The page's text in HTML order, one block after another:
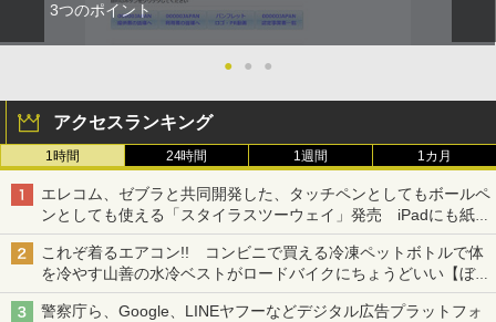
3つのポイント
● ● ●
アクセスランキング
1時間 24時間 1週間 1カ月
エレコム、ゼブラと共同開発した、タッチペンとしてもボールペ
ンとしても使える「スタイラスツーウェイ」発売 iPadにも紙に
も、持ち替えずに書き込める
これぞ着るエアコン!! コンビニで買える冷凍ペットボトルで体
を冷やす山善の水冷ベストがロードバイクにちょうどいい【ぼっ
ち・ざ・ろーど！その14】【空いた時間でなにしてる？】
警察庁ら、Google、LINEヤフーなどデジタル広告プラットフォ